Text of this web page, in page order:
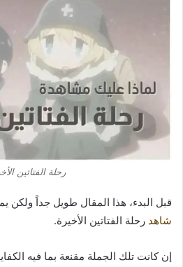
رحلة الفتاتين
قبل البدء، هذا المقال طويل جداً ولكن
شاهد رحلة الفتاتين الأخيرة.
إن كانت تلك الجملة مقنعة بما فيه